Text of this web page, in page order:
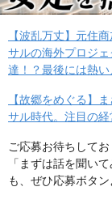
【波乱万丈】元住
サルの海外プロジ
達！？最後には熱い
【故郷をめぐる】
サル時代。注目の経
ご応募お待ちしてお
「まずは話を聞い
も、ぜひ応募ボタン